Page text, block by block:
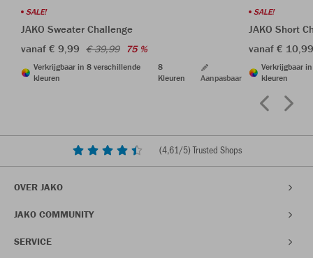
SALE!
JAKO Sweater Challenge
vanaf € 9,99 € 39,99 75 %
Verkrijgbaar in 8 verschillende
kleuren
8
Kleuren
Aanpasbaar
SALE!
JAKO Short
vanaf €
Verkrijgbaar
kleuren
(4,61/5) Trusted Shops
OVER JAKO
JAKO COMMUNITY
SERVICE